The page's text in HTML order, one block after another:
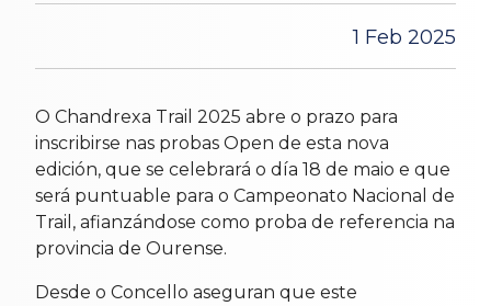
1 Feb 2025
O Chandrexa Trail 2025 abre o prazo para
inscribirse nas probas Open de esta nova
edición, que se celebrará o día 18 de maio e que
será puntuable para o Campeonato Nacional de
Trail, afianzándose como proba de referencia na
provincia de Ourense.
Desde o Concello aseguran que este